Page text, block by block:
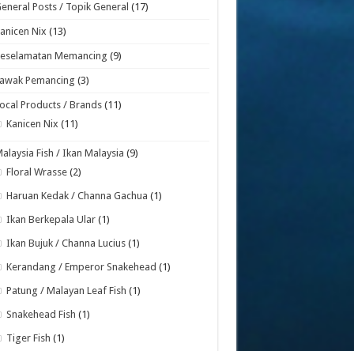
Posts / Topik General (17)
Nix (13)
Memancing (9)
Pemancing (3)
Products / Brands (11)
Kanicen Nix (11)
Fish / Ikan Malaysia (9)
Floral Wrasse (2)
Haruan Kedak / Channa Gachua (1)
Ikan Berkepala Ular (1)
Ikan Bujuk / Channa Lucius (1)
Kerandang / Emperor Snakehead (1)
Patung / Malayan Leaf Fish (1)
Snakehead Fish (1)
Tiger Fish (1)